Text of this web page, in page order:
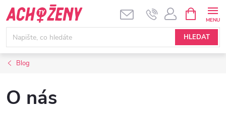
Přejít
na
obsah
HLEDAT
NÁKUPNÍ
KOŠÍK
Blog
O nás